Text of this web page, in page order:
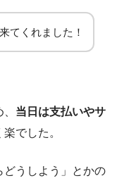
てくれました！
当日は支払いやサ
でした。
どうしよう」とかの